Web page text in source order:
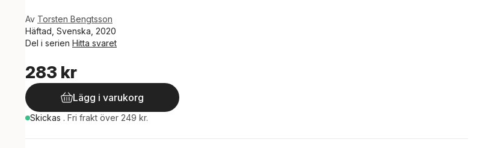
Av Torsten Bengtsson
Häftad, Svenska, 2020
Del i serien Hitta svaret
283 kr
Lägg i varukorg
Skickas . Fri frakt över 249 kr.